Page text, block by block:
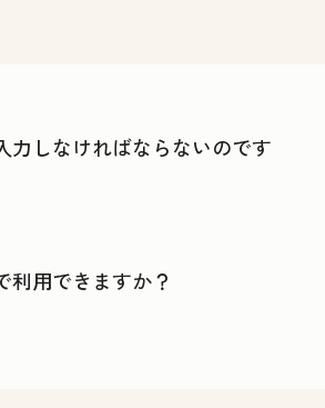
力しなければならないのです
利用できますか？